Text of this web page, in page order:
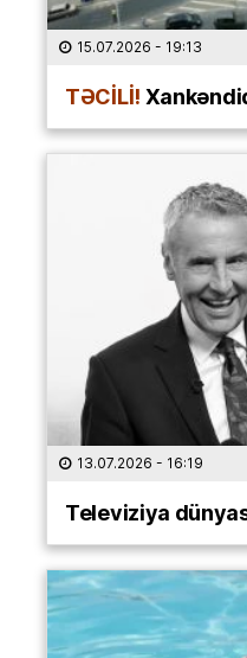
15.07.2026 - 19:13
TƏCİLİ!
13.07.2026 - 16:19
Televiziya